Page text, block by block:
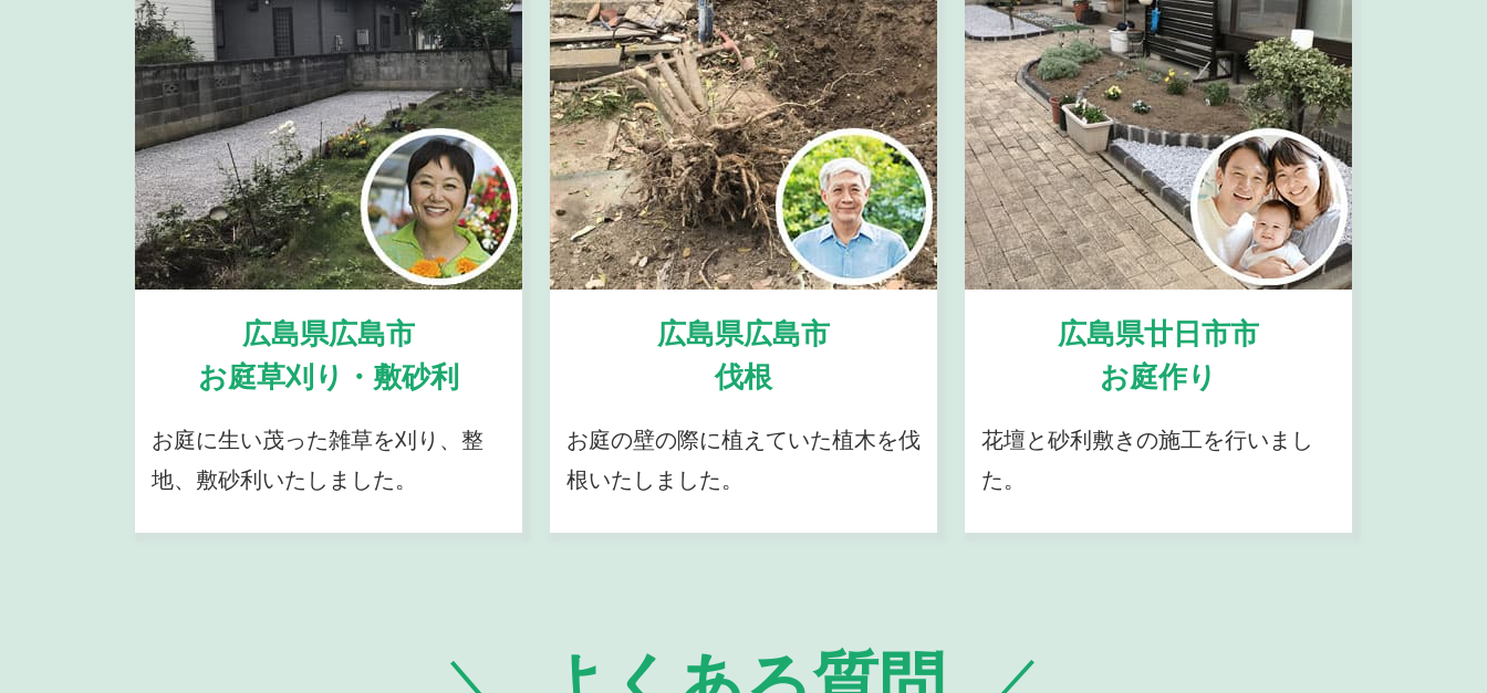
広島県広島市
お庭草刈り・敷砂利
お庭に生い茂った雑草を刈り、整
地、敷砂利いたしました。
広島県広島市
伐根
お庭の壁の際に植えていた植木を伐
根いたしました。
広島県廿日市市
お庭作り
花壇と砂利敷きの施工を行いまし
た。